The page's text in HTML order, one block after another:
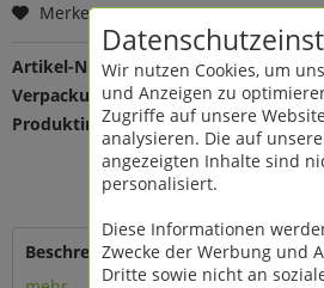
Merken
Artikel-Nr.:
189520
Verpackungseinheit:
1 St
Produktinfo:
Farbe: grün
Maße: Ø 13 H
Material: Zink
nicht 100%
Beschreibung
Wir nutzen Cookies, um
und Anzeigen zu
Zugriffe auf unsere
analysieren. Die auf
angezeigten Inhalte sind
personalisiert.
Diese Informationen
Zwecke der Werbung und
Dritte sowie nicht an